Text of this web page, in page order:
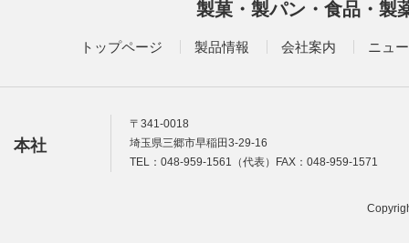
製菓・製パン・食品・
トップページ 製品情報 会社案内 ニュ
本社
〒341-0018
埼玉県三郷市早稲田3-29-16
TEL：048-959-1561（代表）FAX：048-959-1571